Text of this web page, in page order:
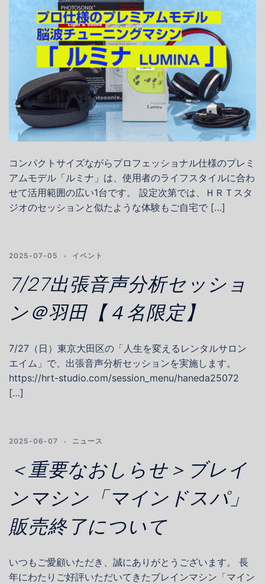
コンパクトサイズながらプロフェッショナル仕様のプレミ
アムモデル「ルミナ」は、使用者のライフスタイルに合わ
せて活用範囲の広い1台です。 設定次第では、ＨＲＴスタ
ジオのセッションと似たような体験もご自宅で […]
2025-07-05 イベント
7/27出張音声分析セッショ
ン＠羽田【４名限定】
7/27（日）東京大田区の「人生を変えるレンタルサロン
エイム」で、出張音声分析セッションを実施します。
https://hrt-studio.com/session_menu/haneda25072
[…]
2025-06-07 ニュース
＜重要なおしらせ＞ブレイ
ンマシン「マインドスパ」
販売終了について
いつもご愛顧いただき、誠にありがとうございます。 長
年にわたりご好評いただいてきたブレインマシン「マイン